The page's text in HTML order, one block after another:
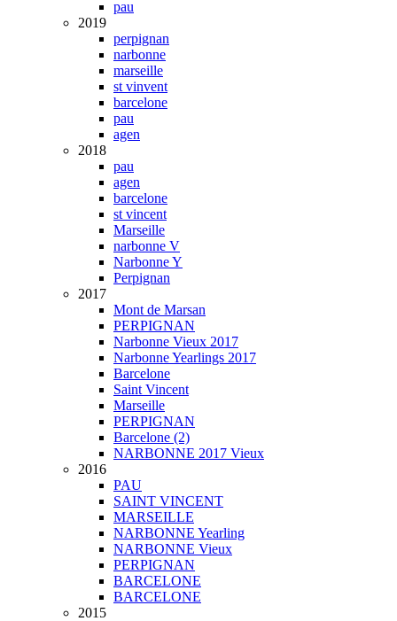
pau
2019
perpignan
narbonne
marseille
st vinvent
barcelone
pau
agen
2018
pau
agen
barcelone
st vincent
Marseille
narbonne V
Narbonne Y
Perpignan
2017
Mont de Marsan
PERPIGNAN
Narbonne Vieux 2017
Narbonne Yearlings 2017
Barcelone
Saint Vincent
Marseille
PERPIGNAN
Barcelone (2)
NARBONNE 2017 Vieux
2016
PAU
SAINT VINCENT
MARSEILLE
NARBONNE Yearling
NARBONNE Vieux
PERPIGNAN
BARCELONE
BARCELONE
2015